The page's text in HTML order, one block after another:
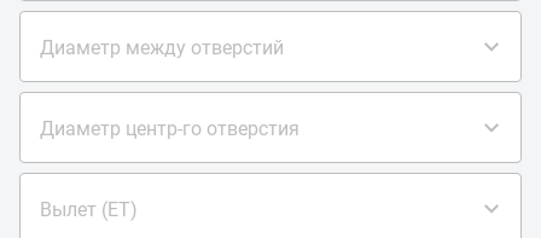
Диаметр между отверстий
Диаметр центр-го отверстия
Вылет (ET)